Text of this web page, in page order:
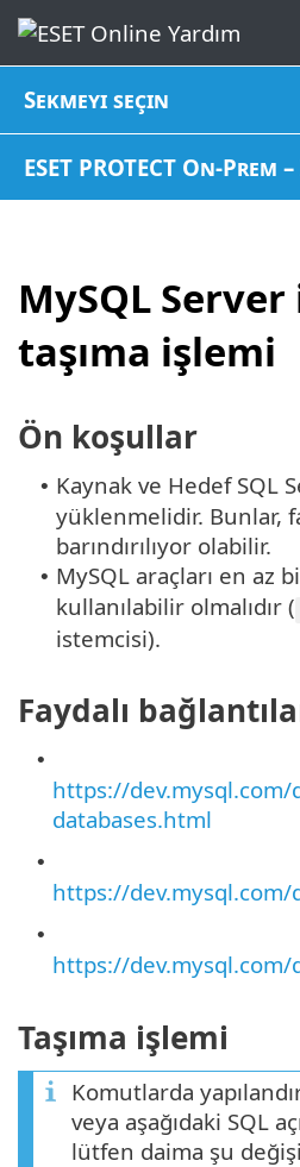
Sekmeyi seçin
ESET PROTECT On-
MySQL
taşıma işlemi
Ön koşullar
• Kaynak ve Hedef SQL
yüklenmelidir. Bunlar,
barındırılıyor olabilir.
• MySQL araçları en az
kullanılabilir olmalıdır (
istemcisi).
Faydalı
•
https://
databases.html
•
https://
•
https://
Taşıma işlemi
Komutlarda
veya aşağıdaki SQL
lütfen daima şu